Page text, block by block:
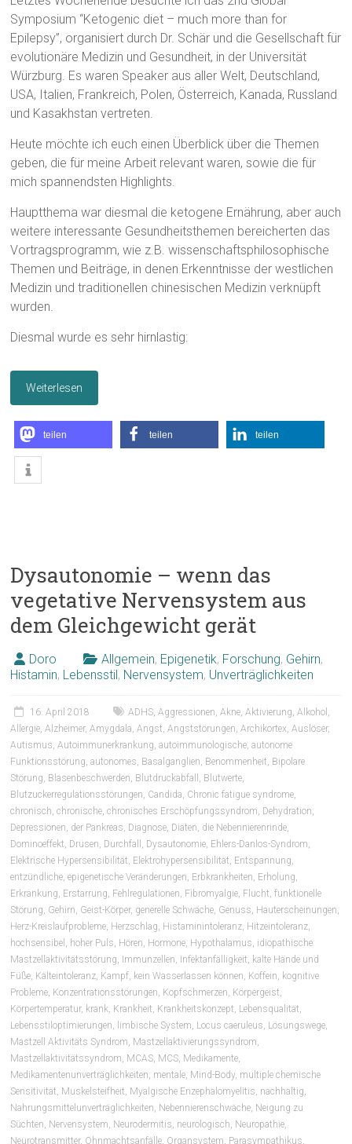
Symposium “Ketogenic diet – much more than for
Epilepsy”, organisiert durch Dr. Schär und die Gesellschaft für
evolutionäre Medizin und Gesundheit, in der Universität
Würzburg. Es waren Speaker aus aller Welt, Deutschland,
USA, Italien, Frankreich, Polen, Österreich, Kanada, Russland
und Kasakhstan vertreten.
Heute möchte ich euch einen Überblick über die Themen
geben, die für meine Arbeit relevant waren, sowie die für
mich spannendsten Highlights.
Hauptthema war diesmal die ketogene Ernährung, aber auch
weitere interessante Gesundheitsthemen bereicherten das
Vortragsprogramm, wie z.B. wissenschaftsphilosophische
Themen und Beiträge, in denen Erkenntnisse der westlichen
Medizin und traditionellen chinesischen Medizin verknüpft
wurden.
Diesmal wurde es sehr hirnlastig:
Weiterlesen
teilen teilen teilen
Dysautonomie – wenn das
vegetative Nervensystem aus
dem Gleichgewicht gerät
Doro Allgemein, Epigenetik, Forschung, Gehirn,
Histamin, Lebensstil, Nervensystem, Unverträglichkeiten
16. April 2018 ADHS,Aggressionen,Akne,Aktivierung,Alkohol ,
Allergie,Alzheimer,Amygdala,Angst,Angststörungen,Archikortex,Auslöser,
Autismus,Autoimmunerkrankung,autoimmunologische,autonome
Funktionsstörung,autonomes, Basalganglien, Benommenheit, Bipolare
Störung, Blasenbeschwerden, Blutdruckabfall , Blutwerte,
Blutzuckerregulationsstörungen, Candida, Chronic fatigue syndrome,
chronisch,chronische,chronisches Erschöpfungssyndrom, Dehydration,
Depressionen, der Pankreas, Diagnose, Diäten, die Nebennierenrinde,
Dominoeffekt, Drüsen, Durchfall , Dysautonomie, Ehlers-Danlos-Syndrom,
Elektrische Hypersensibilität, Elektrohypersensibilität, Entspannung,
entzündliche,epigenetische Veränderungen, Erbkrankheiten, Erholung,
Erkrankung, Erstarrung, Fehlregulationen, Fibromyalgie, Flucht,funktionelle
Störung, Gehirn, Geist-Körper, generelle Schwäche, Genuss, Hauterscheinungen,
Herz-Kreislaufprobleme, Herzschlag, Histaminintoleranz, Hitzeintoleranz,
hochsensibel , hoher Puls, Hören, Hormone, Hypothalamus, idiopathische
Mastzellaktivitätsstörung, Immunzellen, Infektanfälligkeit, kalte Hände und
Füße, Kälteintoleranz, Kampf, kein Wasserlassen können, Koffein, kognitive
Probleme, Konzentrationsstörungen, Kopfschmerzen, Körpergeist,
Körpertemperatur, krank, Krankheit, Krankheitskonzept, Lebensqualität,
Lebensstiloptimierungen, limbische System, Locus caeruleus, Lösungswege,
Mastzell Aktivitäts Syndrom, Mastzellaktivierungssyndrom,
Mastzellaktivitätssyndrom, MCAS, MCS, Medikamente,
Medikamentenunverträglichkeiten, mentale, Mind-Body, multiple chemische
Sensitivität, Muskelsteifheit, Myalgische Enzephalomyelitis, nachhaltig,
Nahrungsmittelunverträglichkeiten, Nebennierenschwäche, Neigung zu
Süchten, Nervensystem, Neurodermitis, neurologisch, Neuropathie,
Neurotransmitter, Ohnmachtsanfälle, Organsystem, Parasympathikus,